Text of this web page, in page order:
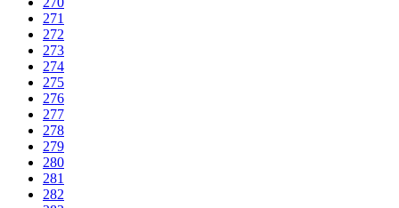
271
272
273
274
275
276
277
278
279
280
281
282